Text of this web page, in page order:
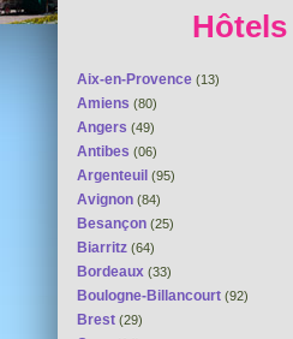
Aix-en-Provence (13)
Amiens (80)
Angers (49)
Antibes (06)
Argenteuil (95)
Avignon (84)
Besançon (25)
Biarritz (64)
Bordeaux (33)
Boulogne-Billancourt (92)
Brest (29)